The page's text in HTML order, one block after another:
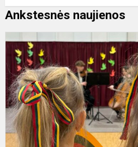
Ankstesnės naujienos